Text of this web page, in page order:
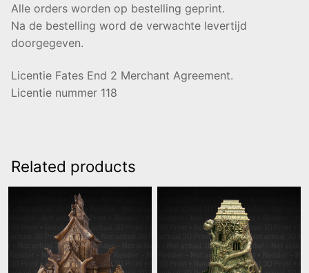
Alle orders worden op bestelling geprint.
Na de bestelling word de verwachte levertijd
doorgegeven.
Licentie Fates End 2 Merchant Agreement.
Licentie nummer 118
Related products